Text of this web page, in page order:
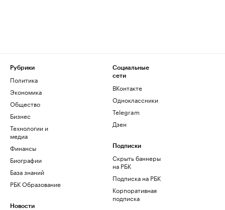
Рубрики
Политика
Экономика
Общество
Бизнес
Технологии и
медиа
Финансы
Биографии
База знаний
РБК Образование
Новости
Социальные
сети
ВКонтакте
Одноклассники
Telegram
Дзен
Подписки
Скрыть баннеры
на РБК
Подписка на РБК
Корпоративная
подписка